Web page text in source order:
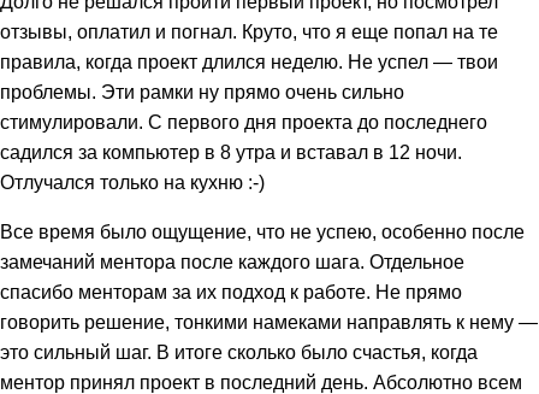
отзывы, оплатил и погнал. Круто, что я еще попал на те
правила, когда проект длился неделю. Не успел — твои
проблемы. Эти рамки ну прямо очень сильно
стимулировали. С первого дня проекта до последнего
садился за компьютер в 8 утра и вставал в 12 ночи.
Отлучался только на кухню :-)
Все время было ощущение, что не успею, особенно после
замечаний ментора после каждого шага. Отдельное
спасибо менторам за их подход к работе. Не прямо
говорить решение, тонкими намеками направлять к нему —
это сильный шаг. В итоге сколько было счастья, когда
ментор принял проект в последний день. Абсолютно всем